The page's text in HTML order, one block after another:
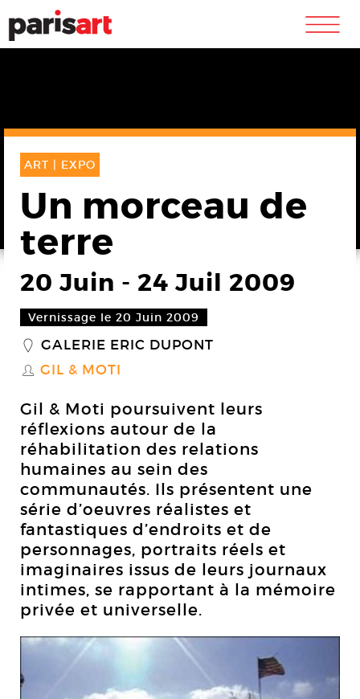
m
ART | EXPO
Un morceau de
terre
20 Juin - 24 Juil 2009
Vernissage le 20 Juin 2009
_ GALERIE ERIC DUPONT
S GIL & MOTI
Gil & Moti poursuivent leurs
réflexions autour de la
réhabilitation des relations
humaines au sein des
communautés. Ils présentent une
série d’oeuvres réalistes et
fantastiques d’endroits et de
personnages, portraits réels et
imaginaires issus de leurs journaux
intimes, se rapportant à la mémoire
privée et universelle.